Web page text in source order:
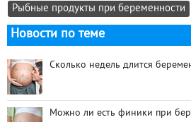
Рыбные продукты при беременности
Новости по теме
Сколько недель длится
Можно ли есть финики при